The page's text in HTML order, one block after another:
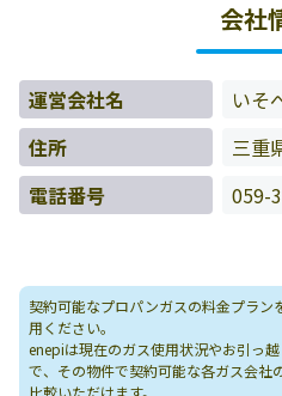
会社
運営会社名
いそ
住所
三重
電話番号
059-
契約可能なプロパンガスの料金プラン
用ください。
enepiは現在のガス使用状況やお引っ
で、その物件で契約可能な各ガス会社